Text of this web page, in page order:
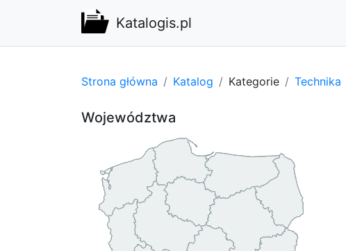
Katalogis.pl
Strona główna Katalog Kategorie Technika
Województwa